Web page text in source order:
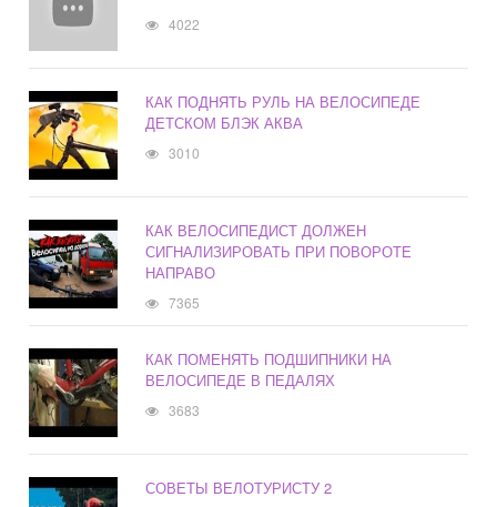
4022
КАК ПОДНЯТЬ РУЛЬ НА ВЕЛОСИПЕДЕ
ДЕТСКОМ БЛЭК АКВА
3010
КАК ВЕЛОСИПЕДИСТ ДОЛЖЕН
СИГНАЛИЗИРОВАТЬ ПРИ ПОВОРОТЕ
НАПРАВО
7365
КАК ПОМЕНЯТЬ ПОДШИПНИКИ НА
ВЕЛОСИПЕДЕ В ПЕДАЛЯХ
3683
СОВЕТЫ ВЕЛОТУРИСТУ 2